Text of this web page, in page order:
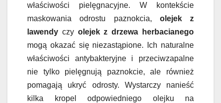
właściwości pielęgnacyjne. W kontekście
maskowania odrostu paznokcia, olejek z
lawendy czy olejek z drzewa herbacianego
mogą okazać się niezastąpione. Ich naturalne
właściwości antybakteryjne i przeciwzapalne
nie tylko pielęgnują paznokcie, ale również
pomagają ukryć odrosty. Wystarczy nanieść
kilka kropel odpowiedniego olejku na